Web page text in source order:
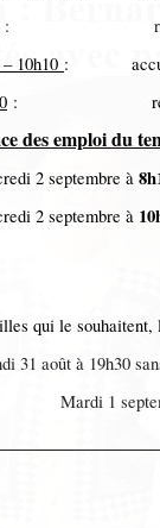
: réunion
10h10 : accueil
: repas
des emploi du
2 septembre à
2 septembre à
qui le souhaitent,
31 août à 19h30
1 septembre